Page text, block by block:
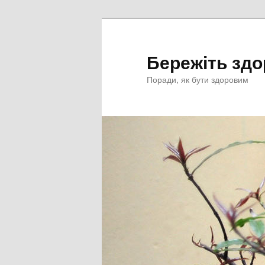
Бережіть
Поради, як бути здоровим